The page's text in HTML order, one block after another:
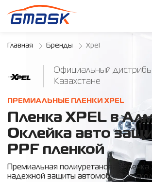
Главная Бренды Xpel
Официальный
Казахстане
ПРЕМИАЛЬНЫЕ ПЛЕНКИ XPEL
Пленка XPEL в
Оклейка авто
PPF пленкой
Премиальная полиуретановая пленка
надежной защиты автомобиля от